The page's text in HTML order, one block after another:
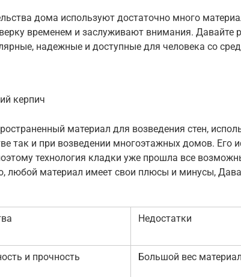
дома используют достаточно много
временем и заслуживают внимания. Давайте
надежные и доступные для человека со
керпич
материал для возведения стен,
так и при возведении многоэтажных домов. Его
технология кладки уже прошла все
любой материал имеет свои плюсы и минусы,
Недостатки
и прочность Большой вес